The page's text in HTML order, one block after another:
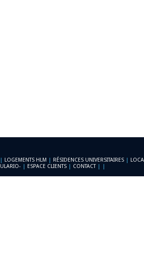
| LOGEMENTS HLM | RÉSIDENCES UNIVERSITAIRES |
| ESPACE CLIENTS | CONTACT| |